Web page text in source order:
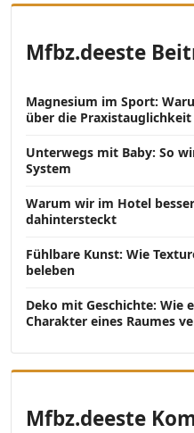
Mfbz.deeste
Magnesium im Sport:
über die
Unterwegs mit Baby: So
System
Warum wir im Hotel
dahintersteckt
Fühlbare Kunst: Wie
beleben
Deko mit Geschichte: Wie
Charakter eines Raumes
Mfbz.deeste